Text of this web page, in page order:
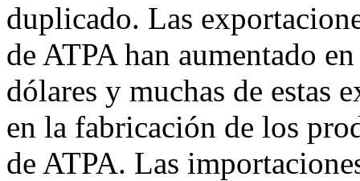
duplicado. Las
de ATPA han aumentado
dólares y muchas de estas
en la fabricación de los
de ATPA. Las